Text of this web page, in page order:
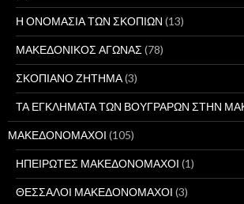
Η ΟΝΟΜΑΣΙΑ ΤΩΝ ΣΚΟΠΙΩΝ (13)
ΜΑΚΕΔΟΝΙΚΟΣ ΑΓΩΝΑΣ (78)
ΣΚΟΠΙΑΝΟ ΖΗΤΗΜΑ(3)
ΤΑ ΕΓΚΛΗΜΑΤΑ ΤΩΝ ΒΟΥΓΡΑΡΩΝ ΣΤΗΝ
ΜΑΚΕΔΟΝΟΜΑΧΟΙ (105)
ΗΠΕΙΡΩΤΕΣ ΜΑΚΕΔΟΝΟΜΑΧΟΙ (1)
ΘΕΣΣΑΛΟΙ ΜΑΚΕΔΟΝΟΜΑΧΟΙ (3)